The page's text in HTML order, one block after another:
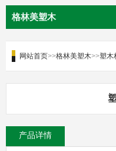
格林美塑木
网站首页>>格林美塑木>>塑木
产品详情